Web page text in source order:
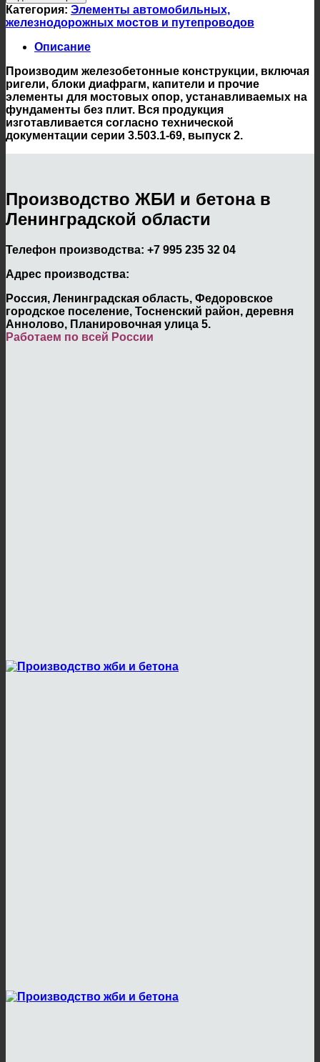
Категория: Элементы автомобильных,
железнодорожных мостов и путепроводов
Описание
Производим железобетонные конструкции, включая
ригели, блоки диафрагм, капители и прочие
элементы для мостовых опор, устанавливаемых на
фундаменты без плит. Вся продукция
изготавливается согласно технической
документации серии 3.503.1-69, выпуск 2.
Производство ЖБИ и бетона в
Ленинградской области
Телефон производства: +7 995 235 32 04
Адрес производства:
Россия, Ленинградская область, Федоровское
городское поселение, Тосненский район, деревня
Аннолово, Планировочная улица 5.
Работаем по всей России